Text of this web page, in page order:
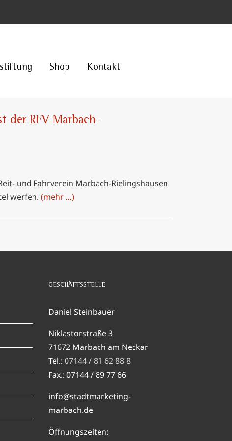
Shop Kontakt
der RFV Marbach-
und Fahrverein Marbach-Rielingshausen
werfen. (mehr …)
GESCHÄFTSSTELLE
Daniel Steinbauer
Niklastorstraße 3
71672 Marbach am Neckar
Tel.: 07144 / 81 62 88 8
Fax.: 07144 / 89 77 66
info@stadtmarketing-
marbach.de
Öffnungszeiten: